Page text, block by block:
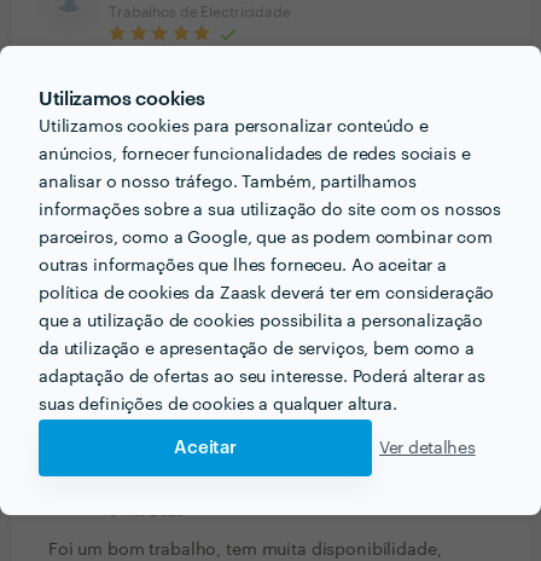
Utilizamos cookies
Utilizamos cookies para personalizar conteúdo e
anúncios, fornecer funcionalidades de redes sociais e
analisar o nosso tráfego. Também, partilhamos
informações sobre a sua utilização do site com os nossos
parceiros, como a Google, que as podem combinar com
outras informações que lhes forneceu. Ao aceitar a
política de cookies da Zaask deverá ter em consideração
que a utilização de cookies possibilita a personalização
da utilização e apresentação de serviços, bem como a
adaptação de ofertas ao seu interesse. Poderá alterar as
suas definições de cookies a qualquer altura.
Aceitar Ver detalhes
Trabalhos de Electricidade
Cliente Zaask
Trabalhos de Electricidade
Selma Viegas
Trabalhos de Electricidade
Excelente profissional, rápido e acessível.
Erivelto Antunes
Foi um bom trabalho, tem muita disponibilidade,